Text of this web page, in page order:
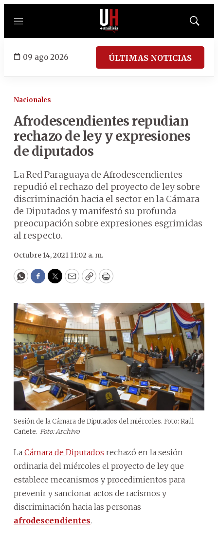
Menú
Mostrar
09 ago 2026 ÚLTIMAS NOTICIAS
Nacionales
Afrodescendientes repudian
rechazo de ley y expresiones
de diputados
La Red Paraguaya de Afrodescendientes
repudió el rechazo del proyecto de ley sobre
discriminación hacia el sector en la Cámara
de Diputados y manifestó su profunda
preocupación sobre expresiones esgrimidas
al respecto.
Octubre 14, 2021 11:02 a. m.
WhatsApp
Facebook
Twitter
EmailCopyPrint
Sesión de la Cámara de Diputados del miércoles. Foto: Raúl
Cañete. Foto: Archivo
La Cámara de Diputados rechazó en la sesión
ordinaria del miércoles el proyecto de ley que
establece mecanismos y procedimientos para
prevenir y sancionar actos de racismos y
discriminación hacia las personas
afrodescendientes.